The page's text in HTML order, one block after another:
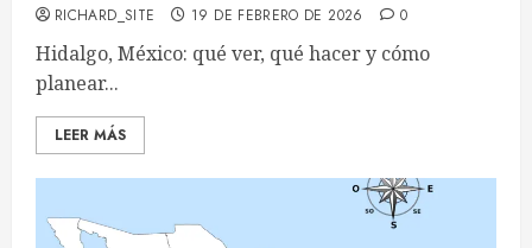
RICHARD_SITE 19 DE FEBRERO DE 2026 0
Hidalgo, México: qué ver, qué hacer y cómo
planear...
LEER MÁS